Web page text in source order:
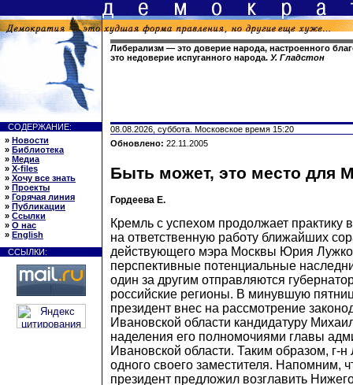
Либерализм — это доверие народа, настроенного
это недоверие испуганного народа. У. Гладстон
СОДЕРЖАНИЕ:
» Новости
» Библиотека
» Медиа
» X-files
» Хочу все знать
» Проекты
» Горячая линия
» Публикации
» Ссылки
» О нас
» English
ССЫЛКИ:
08.08.2026, суббота. Московское время 15:20
Обновлено: 22.11.2005
Быть может, это место для
Гордеева Е.
Кремль с успехом продолжает практику
на ответственную работу ближайших
действующего мэра Москвы Юрия
перспективные потенциальные
один за другим отправляются
российские регионы. В минувшую
президент внес на рассмотрение
Ивановской области кандидатуру
наделения его полномочиями главы
Ивановской области. Таким образом, г-
одного своего заместителя. Напомним,
президент предложил возглавить